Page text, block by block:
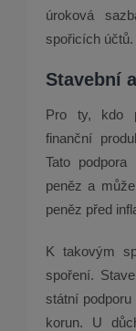
úroková
spořicích účtů.
Stavební
Pro ty, kdo
finanční
Tato
peněz a
peněz před
K takovým
spoření.
státní
korun. U